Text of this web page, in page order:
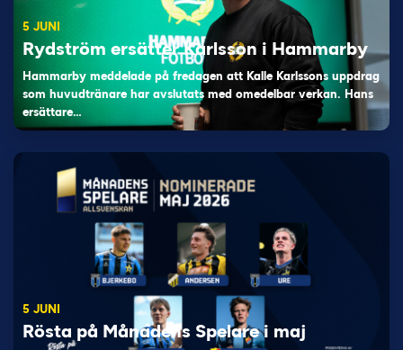
5 JUNI
Rydström ersätter Karlsson i Hammarby
Hammarby meddelade på fredagen att Kalle Karlssons uppdrag
som huvudtränare har avslutats med omedelbar verkan. Hans
ersättare…
5 JUNI
Rösta på Månadens Spelare i maj